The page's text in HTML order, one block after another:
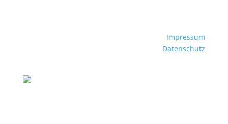
Impressum
Datenschutz